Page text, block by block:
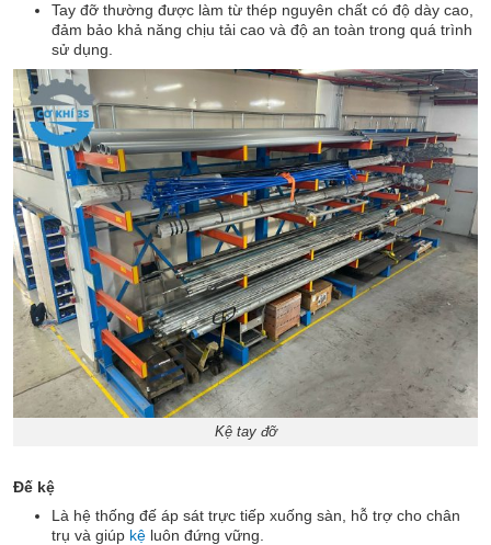
Tay đỡ thường được làm từ thép nguyên chất có độ dày cao,
đảm bảo khả năng chịu tải cao và độ an toàn trong quá trình
sử dụng.
Kệ tay đỡ
Đế kệ
Là hệ thống đế áp sát trực tiếp xuống sàn, hỗ trợ cho chân
trụ và giúp kệ luôn đứng vững.